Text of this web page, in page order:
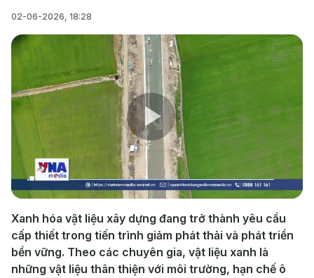
02-06-2026, 18:28
Play
Video
Xanh hóa vật liệu xây dựng đang trở thành yêu cầu
cấp thiết trong tiến trình giảm phát thải và phát triển
bền vững. Theo các chuyên gia, vật liệu xanh là
những vật liệu thân thiện với môi trường, hạn chế ô